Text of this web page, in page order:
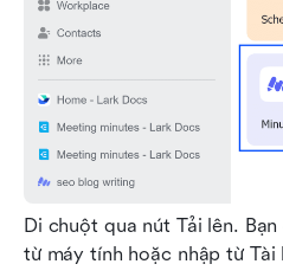
Di chuột qua nút Tải lên.
từ máy tính hoặc nhập từ Tài